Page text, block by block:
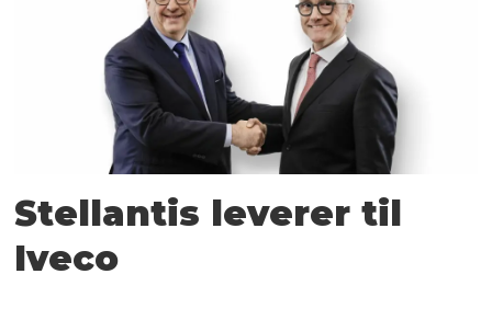
Stellantis leverer til
Iveco